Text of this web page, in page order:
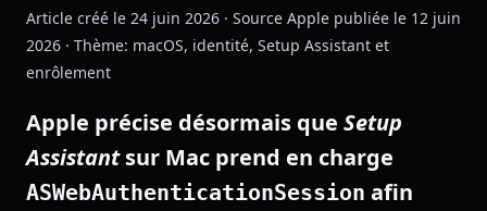
Article créé le 24 juin 2026 · Source Apple publiée le 12 juin
2026 · Thème: macOS, identité, Setup Assistant et
enrôlement
Apple précise désormais que Setup
Assistantsur Mac prend en charge
ASWebAuthenticationSession afin